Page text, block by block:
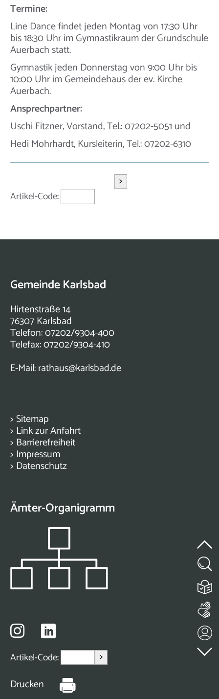
Termine:
Line Dance findet jeden Montag von 17:30 Uhr
bis 18:30 Uhr im Gymnastikraum der Grundschule
Auerbach statt.
Gymnastik jeden Donnerstag von 9:00 Uhr bis
10:00 Uhr im Gemeindehaus der ev. Kirche
Auerbach.
Ansprechpartner:
Uschi Fitzner, Vorstand, Tel.: 07202-5051 und
Hedi Mohrhardt, Kursleiterin, Tel.: 07202-6310
Artikel-Code:
>
Gemeinde Karlsbad
Hirtenstraße 14
76307 Karlsbad
Telefon: 07202/9304-400
Telefax: 07202/9304-410
E-Mail:rathaus@karlsbad.de
> Sitemap
> Link zur Anfahrt
> Barrierefreiheit
> Impressum
> Datenschutz
Ämter-Organigramm
Artikel-Code: >
Drucken